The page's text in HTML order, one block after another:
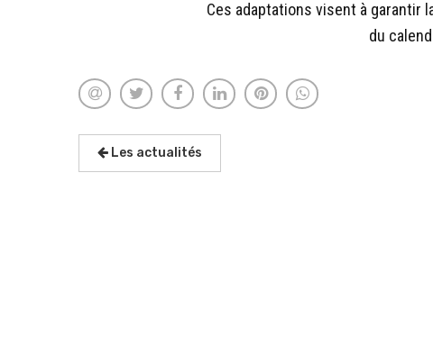
Ces adaptations visent à garantir
du
Les actualités